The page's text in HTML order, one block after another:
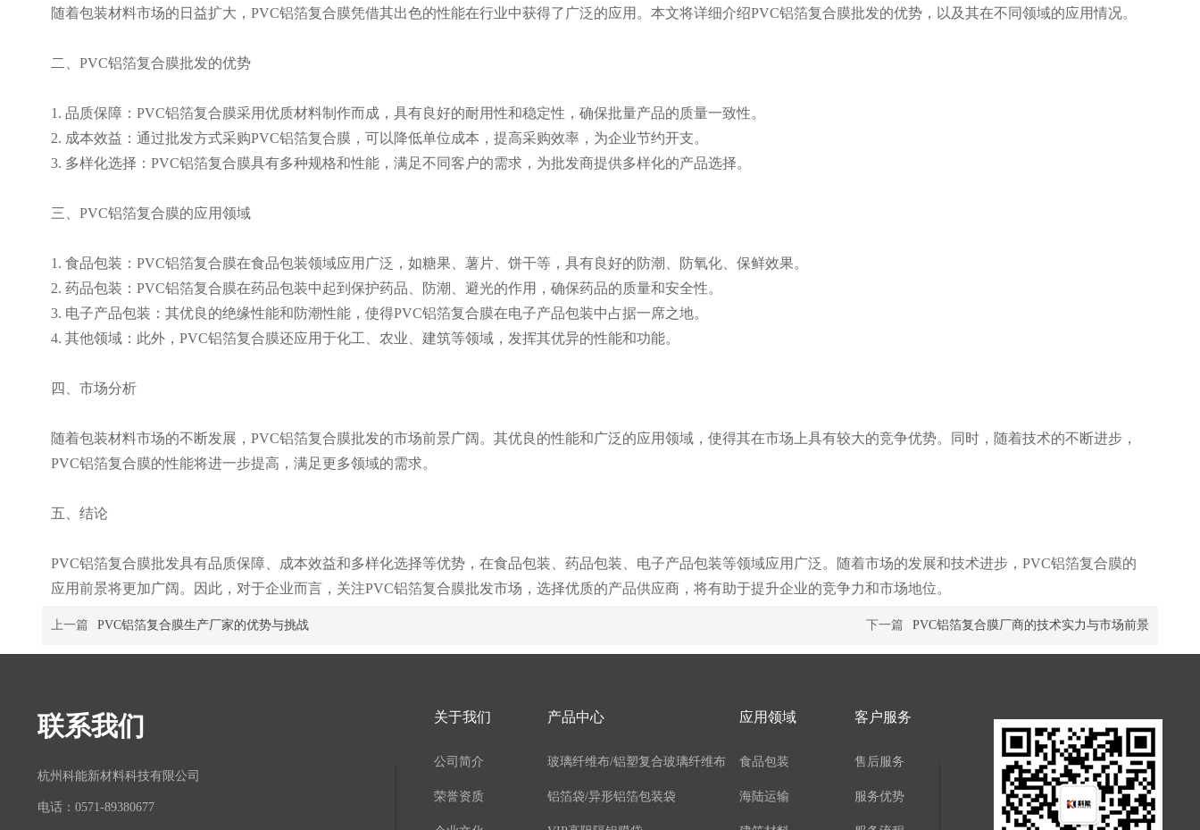
随着包装材料市场的日益扩大，PVC铝箔复合膜凭借其出色的性能在行业中获得了广泛的应用。本文将详细介绍PVC铝箔复合膜批发的优势，以及其在不同领域的应用情况。
二、PVC铝箔复合膜批发的优势
1. 品质保障：PVC铝箔复合膜采用优质材料制作而成，具有良好的耐用性和稳定性，确保批量产品的质量一致性。
2. 成本效益：通过批发方式采购PVC铝箔复合膜，可以降低单位成本，提高采购效率，为企业节约开支。
3. 多样化选择：PVC铝箔复合膜具有多种规格和性能，满足不同客户的需求，为批发商提供多样化的产品选择。
三、PVC铝箔复合膜的应用领域
1. 食品包装：PVC铝箔复合膜在食品包装领域应用广泛，如糖果、薯片、饼干等，具有良好的防潮、防氧化、保鲜效果。
2. 药品包装：PVC铝箔复合膜在药品包装中起到保护药品、防潮、避光的作用，确保药品的质量和安全性。
3. 电子产品包装：其优良的绝缘性能和防潮性能，使得PVC铝箔复合膜在电子产品包装中占据一席之地。
4. 其他领域：此外，PVC铝箔复合膜还应用于化工、农业、建筑等领域，发挥其优异的性能和功能。
四、市场分析
随着包装材料市场的不断发展，PVC铝箔复合膜批发的市场前景广阔。其优良的性能和广泛的应用领域，使得其在市场上具有较大的竞争优势。同时，随着技术的不断进步，
PVC铝箔复合膜的性能将进一步提高，满足更多领域的需求。
五、结论
PVC铝箔复合膜批发具有品质保障、成本效益和多样化选择等优势，在食品包装、药品包装、电子产品包装等领域应用广泛。随着市场的发展和技术进步，PVC铝箔复合膜的
应用前景将更加广阔。因此，对于企业而言，关注PVC铝箔复合膜批发市场，选择优质的产品供应商，将有助于提升企业的竞争力和市场地位。
上一篇 PVC铝箔复合膜生产厂家的优势与挑战 下一篇 PVC铝箔复合膜厂商的技术实力与市场前景
关于我们
公司简介
荣誉资质
产品中心
玻璃纤维布/铝塑复合玻璃纤维布
铝箔袋/异形铝箔包装袋
应用领域
食品包装
海陆运输
客户服务
售后服务
服务优势
联系我们
杭州科能新材料科技有限公司
电话：0571-89380677